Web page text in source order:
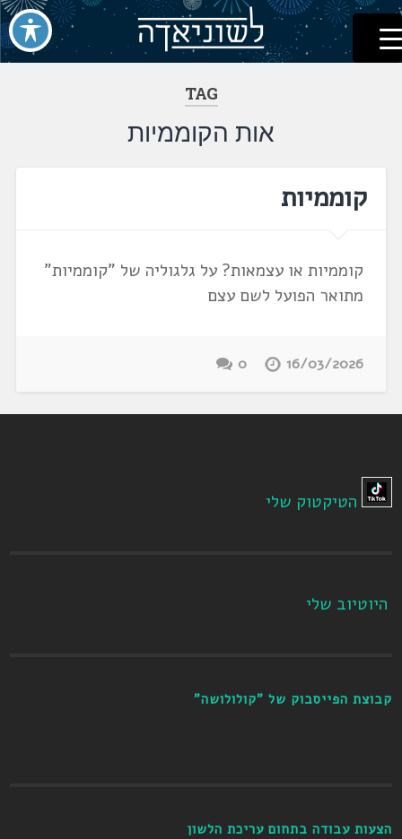
דלג
לתוכן
לשוניאדה
עברית. לשון. שפה
TAG
אות הקוממיות
קוממיות
קוממיות או עצמאות? על גלגוליה של "קוממיות"
מתואר הפועל לשם עצם
16/03/2026
0
הטיקטוק שלי
היוטיוב שלי
קבוצת הפייסבוק של "קולולושה"
הצעות עבודה בתחום עריכת הלשון